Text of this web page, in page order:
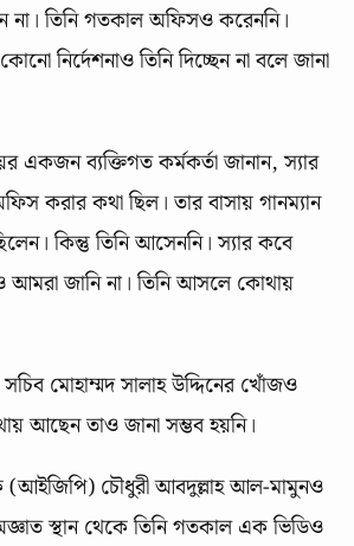
তিনি গতকাল অফিসও করেননি।
নির্দেশনাও তিনি দিচ্ছেন না বলে জানা
একজন ব্যক্তিগত কর্মকর্তা জানান, স্যার
করার কথা ছিল। তার বাসায় গানম্যান
কিন্তু তিনি আসেননি। স্যার কবে
জানি না। তিনি আসলে কোথায়
সচিব মোহাম্মদ সালাহ উদ্দিনের খোঁজও
আছেন তাও জানা সম্ভব হয়নি।
(আইজিপি) চৌধুরী আবদুল্লাহ আল-মামুনও
স্থান থেকে তিনি গতকাল এক ভিডিও